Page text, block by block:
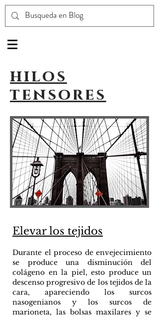
hilos
tensores
Elevar los tejidos
Durante el proceso de envejecimiento
se produce una disminución del
colágeno en la piel, esto produce un
descenso progresivo de los tejidos de la
cara, apareciendo los surcos
nasogenianos y los surcos de
marioneta, las bolsas maxilares y se